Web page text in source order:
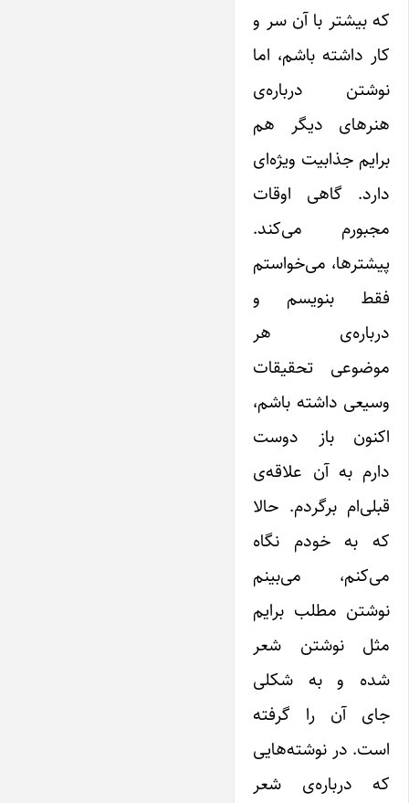
که بیشتر با آن سر و
کار داشته باشم، اما
نوشتن درباره‌ی
هنرهای دیگر هم
برایم جذابیت ویژه‌ای
دارد. گاهی اوقات
مجبورم می‌کند.
پیشترها، می‌خواستم
فقط بنویسم و
درباره‌ی هر
موضوعی تحقیقات
وسیعی داشته باشم،
اکنون باز دوست
دارم به آن علاقه‌ی
قبلی‌ام برگردم. حالا
که به خودم نگاه
می‌کنم، می‌بینم
نوشتن مطلب برایم
مثل نوشتن شعر
شده و به شکلی
جای آن را گرفته
است. در نوشته‌هایی
که درباره‌ی شعر